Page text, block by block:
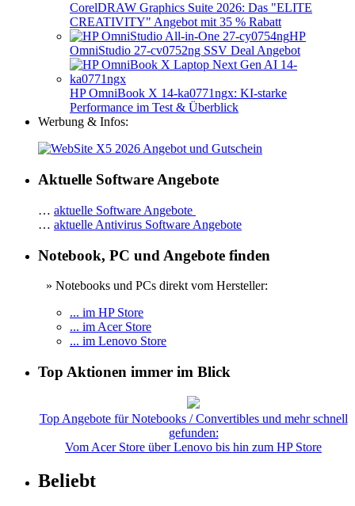
CorelDRAW Graphics Suite 2026: Das "ELITE
CREATIVITY" Angebot mit 35 % Rabatt
HP
OmniStudio 27-cv0752ng SSV Deal Angebot
HP OmniBook X 14-ka0771ngx: KI-starke
Performance im Test & Überblick
Werbung & Infos:
Aktuelle Software Angebote
… aktuelle Software Angebote
… aktuelle Antivirus Software Angebote
Notebook, PC und Angebote finden
» Notebooks und PCs direkt vom Hersteller:
... im HP Store
... im Acer Store
... im Lenovo Store
Top Aktionen immer im Blick
Top Angebote für Notebooks / Convertibles und mehr schnell
gefunden:
Vom Acer Store über Lenovo bis hin zum HP Store
Beliebt